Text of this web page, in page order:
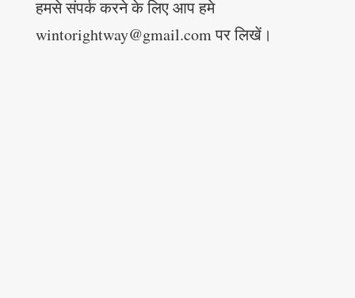
हमसे संपर्क करने के लिए आप हमे
wintorightway@gmail.com पर लिखें।